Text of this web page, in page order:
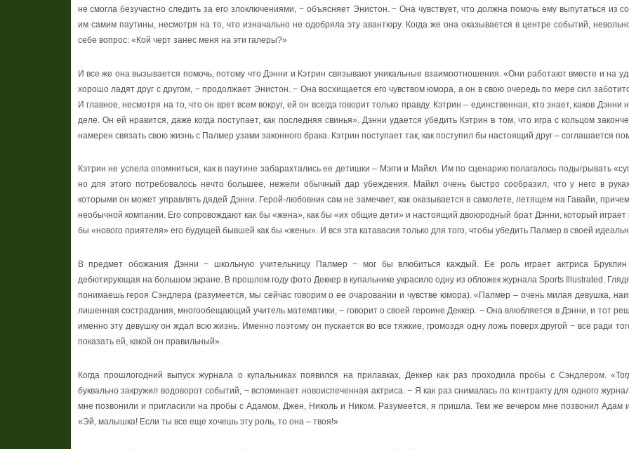
не смогла безучастно следить за его злоключениями, − объясняет Энистон. − Она чувствует, что должна помочь ему выпутаться из
им самим паутины, несмотря на то, что изначально не одобряла эту авантюру. Когда же она оказывается в центре событий,
себе вопрос: «Кой черт занес меня на эти галеры?»
И все же она вызывается помочь, потому что Дэнни и Кэтрин связывают уникальные взаимоотношения. «Они работают вместе и на
хорошо ладят друг с другом, − продолжает Энистон. − Она восхищается его чувством юмора, а он в свою очередь по мере сил
И главное, несмотря на то, что он врет всем вокруг, ей он всегда говорит только правду. Кэтрин – единственная, кто знает, каков Дэнни
деле. Он ей нравится, даже когда поступает, как последняя свинья». Дэнни удается убедить Кэтрин в том, что игра с кольцом
намерен связать свою жизнь с Палмер узами законного брака. Кэтрин поступает так, как поступил бы настоящий друг – соглашается
Кэтрин не успела опомниться, как в паутине забарахтались ее детишки – Мэгги и Майкл. Им по сценарию полагалось подыгрывать
но для этого потребовалось нечто большее, нежели обычный дар убеждения. Майкл очень быстро сообразил, что у него в
которыми он может управлять дядей Дэнни. Герой-любовник сам не замечает, как оказывается в самолете, летящем на Гавайи,
необычной компании. Его сопровождают как бы «жена», как бы «их общие дети» и настоящий двоюродный брат Дэнни, который играет
бы «нового приятеля» его будущей бывшей как бы «жены». И вся эта катавасия только для того, чтобы убедить Палмер в своей
В предмет обожания Дэнни − школьную учительницу Палмер − мог бы влюбиться каждый. Ее роль играет актриса Бруклин
дебютирующая на большом экране. В прошлом году фото Деккер в купальнике украсило одну из обложек журнала Sports Illustrated.
понимаешь героя Сэндлера (разумеется, мы сейчас говорим о ее очаровании и чувстве юмора). «Палмер – очень милая девушка,
лишенная сострадания, многообещающий учитель математики, − говорит о своей героине Деккер. − Она влюбляется в Дэнни, и тот
именно эту девушку он ждал всю жизнь. Именно поэтому он пускается во все тяжкие, громоздя одну ложь поверх другой − все ради
показать ей, какой он правильный».
Когда прошлогодний выпуск журнала о купальниках появился на прилавках, Деккер как раз проходила пробы с Сэндлером.
буквально закружил водоворот событий, − вспоминает новоиспеченная актриса. − Я как раз снималась по контракту для одного
мне позвонили и пригласили на пробы с Адамом, Джен, Николь и Ником. Разумеется я пришла Тем же вечером мне позвонил Адам
«Эй малышка! Если ты все еще хочешь эту роль, то она – твоя!»